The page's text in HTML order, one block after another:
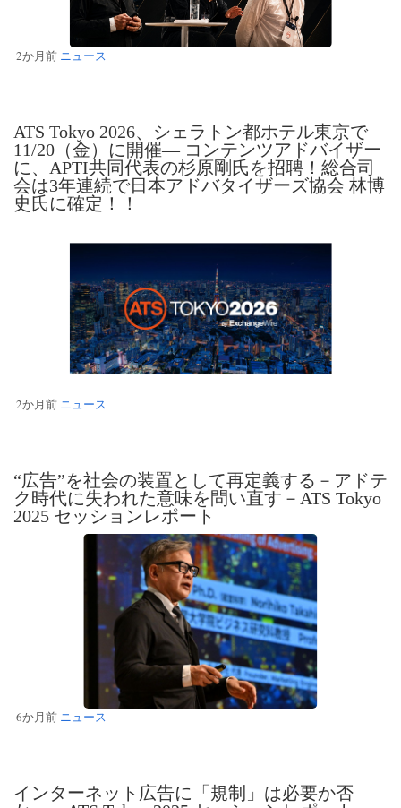
2か月前 ニュース
2か月前 ニュース
ATS Tokyo 2026、シェラトン都ホテル東京で
11/20（金）に開催― コンテンツアドバイザー
に、APTI共同代表の杉原剛氏を招聘！総合司
会は3年連続で日本アドバタイザーズ協会 林博
史氏に確定！！
6か月前 ニュース
“広告”を社会の装置として再定義する－アドテ
ク時代に失われた意味を問い直す－ATS Tokyo
2025 セッションレポート
インターネット広告に「規制」は必要か否